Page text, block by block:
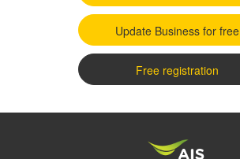
Update Business for free
Free registration